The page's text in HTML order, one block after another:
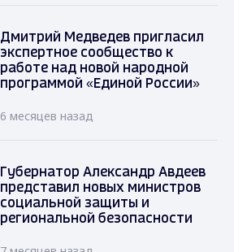
Дмитрий Медведев пригласил
экспертное сообщество к
работе над новой народной
программой «Единой России»
6 месяцев назад
Губернатор Александр Авдеев
представил новых министров
социальной защиты и
региональной безопасности